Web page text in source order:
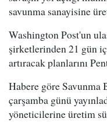
savunma sanayisine
Washington Post'un
şirketlerinden 21 gün
artıracak planlarını
Habere göre Savunma
çarşamba günü
yöneticilerine üretim